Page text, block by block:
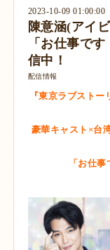
2023-10-09 01:00:00
陳意涵(アイ
「お仕事で
信中！
配信情報
『東京ラブスト
豪華キャスト×台
「お仕事です